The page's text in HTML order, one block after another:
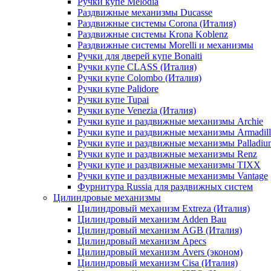
Раздвижные механизмы Ducasse
Раздвижные системы Corona (Италия)
Раздвижные системы Krona Koblenz
Раздвижные системы Morelli и механизмы
Ручки для дверей купе Bonaiti
Ручки купе CLASS (Италия)
Ручки купе Colombo (Италия)
Ручки купе Palidore
Ручки купе Tupai
Ручки купе Venezia (Италия)
Ручки купе и раздвижные механизмы Archie
Ручки купе и раздвижные механизмы
Ручки купе и раздвижные механизмы
Ручки купе и раздвижные механизмы Renz
Ручки купе и раздвижные механизмы TIXX
Ручки купе и раздвижные механизмы Vantage
Фурнитура Russia для раздвижных систем
Цилиндровые механизмы
Цилиндровый механизм Extreza (Италия)
Цилиндровый механизм Adden Bau
Цилиндровый механизм AGB (Италия)
Цилиндровый механизм Apecs
Цилиндровый механизм Avers (эконом)
Цилиндровый механизм Cisa (Италия)